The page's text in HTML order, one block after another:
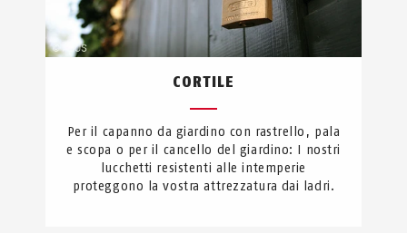
CORTILE
Per il capanno da giardino con rastrello, pala
e scopa o per il cancello del giardino: I nostri
lucchetti resistenti alle intemperie
proteggono la vostra attrezzatura dai ladri.